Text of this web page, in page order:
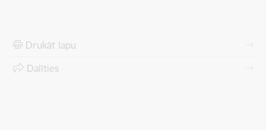
Drukāt lapu
Dalīties